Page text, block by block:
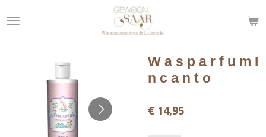
direct
W a s p a r f u m I
n c a n t o
€ 14,95